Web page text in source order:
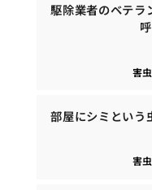
駆除業者のベテラ
害虫
部屋にシミという
害虫